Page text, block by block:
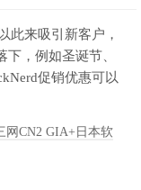
此来吸引新客户，
，例如圣诞节、
促销优惠可以
网CN2 GIA+日本软